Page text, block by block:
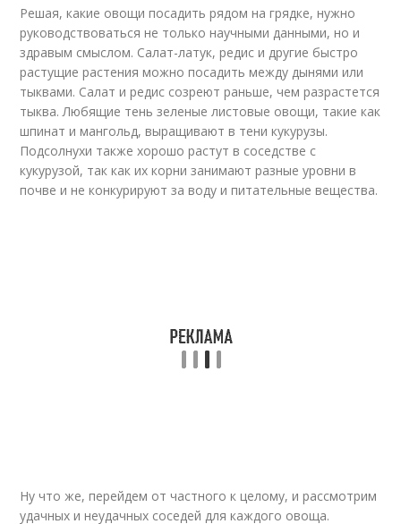
Решая, какие овощи посадить рядом на грядке, нужно
руководствоваться не только научными данными, но и
здравым смыслом. Салат-латук, редис и другие быстро
растущие растения можно посадить между дынями или
тыквами. Салат и редис созреют раньше, чем разрастется
тыква. Любящие тень зеленые листовые овощи, такие как
шпинат и мангольд, выращивают в тени кукурузы.
Подсолнухи также хорошо растут в соседстве с
кукурузой, так как их корни занимают разные уровни в
почве и не конкурируют за воду и питательные вещества.
Ну что же, перейдем от частного к целому, и рассмотрим
удачных и неудачных соседей для каждого овоща.